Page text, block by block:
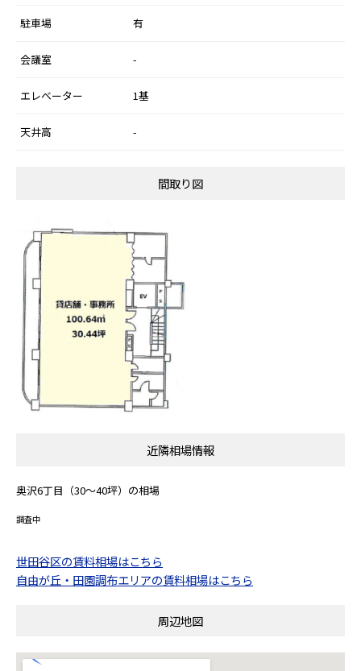
駐車場 有
会議室 -
エレベーター 1基
天井高 -
間取り図
近隣相場情報
奥沢6丁目（30～40坪）の相場
調査中
世田谷区の賃料相場はこちら
自由が丘・田園調布エリアの賃料相場はこちら
周辺地図